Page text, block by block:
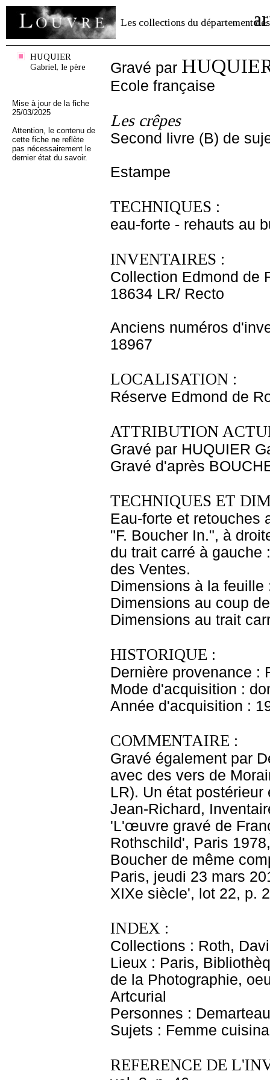
Les collections du département des
HUQUIER
Gabriel, le père
Mise à jour de la fiche
25/03/2025
Attention, le contenu de
cette fiche ne reflète
pas nécessairement le
dernier état du savoir.
Gravé par
Ecole française
Les crêpes
Second livre (B) de
Estampe
TECHNIQUES :
eau-forte - rehauts au
INVENTAIRES :
Collection Edmond de
18634 LR/ Recto
Anciens numéros
18967
LOCALISATION :
Réserve Edmond de
ATTRIBUTION
Gravé par HUQUIER
Gravé d'après
TECHNIQUES ET
Eau-forte et retouches
"F. Boucher In.", à
du trait carré à gauche
des Ventes.
Dimensions à la
Dimensions au coup
Dimensions au trait
HISTORIQUE :
Dernière provenance :
Mode d'acquisition :
Année d'acquisition :
COMMENTAIRE :
Gravé également par
avec des vers de
LR). Un état
Jean-Richard,
'L'œuvre gravé de
Rothschild', Paris
Boucher de même
Paris, jeudi 23 mars
XIXe siècle', lot 22, p.
INDEX :
Collections : Roth,
Lieux : Paris,
de la Photographie,
Artcurial
Personnes :
Sujets : Femme
REFERENCE DE